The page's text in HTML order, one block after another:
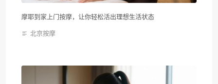
摩耶到家上门按摩，让你轻松活出理想生活状态
北京按摩